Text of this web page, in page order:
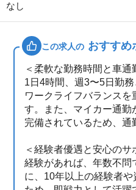
なし
この求人の おすすめ
＜柔軟な勤務時間と車通
1日4時間、週3〜5日勤務
ワークライフバランス
す。また、マイカー通勤
完備されているため、通
＜経験者優遇と安心のサ
経験があれば、年数不問
に、10年以上の経験者